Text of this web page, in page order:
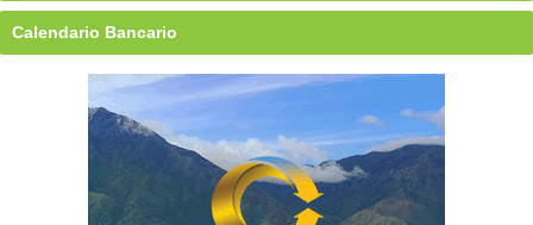
Calendario Bancario